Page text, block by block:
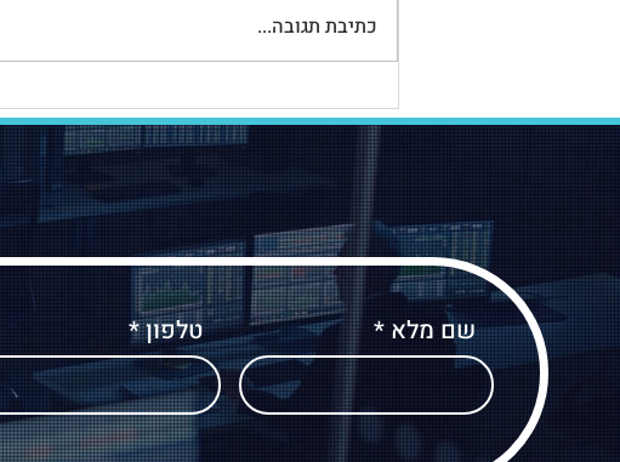
אַפּוֹטְרוֹפּוֹס בעסקת מַשְׁכַּנְתָּא
הֲפוּכָה: כל מה שצריך לדעת
כתיבת תגובה...
טלפון שם מלא